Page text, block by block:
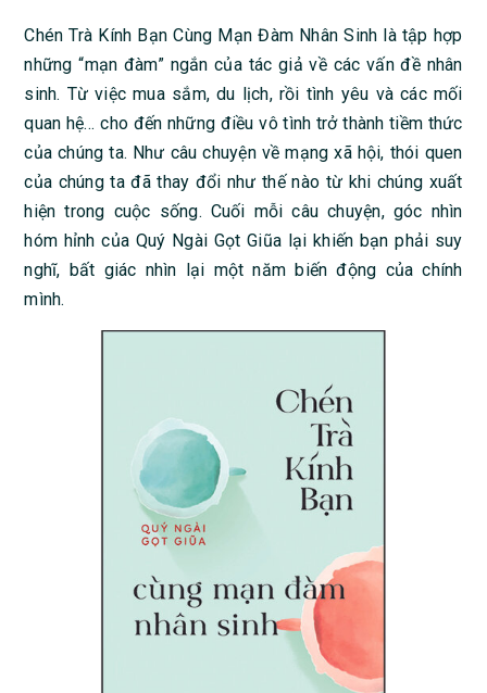
Chén Trà Kính Bạn Cùng Mạn Đàm Nhân Sinh là tập hợp
những “mạn đàm” ngắn của tác giả về các vấn đề nhân
sinh. Từ việc mua sắm, du lịch, rồi tình yêu và các mối
quan hệ… cho đến những điều vô tình trở thành tiềm thức
của chúng ta. Như câu chuyện về mạng xã hội, thói quen
của chúng ta đã thay đổi như thế nào từ khi chúng xuất
hiện trong cuộc sống. Cuối mỗi câu chuyện, góc nhìn
hóm hỉnh của Quý Ngài Gọt Giũa lại khiến bạn phải suy
nghĩ, bất giác nhìn lại một năm biến động của chính
mình.